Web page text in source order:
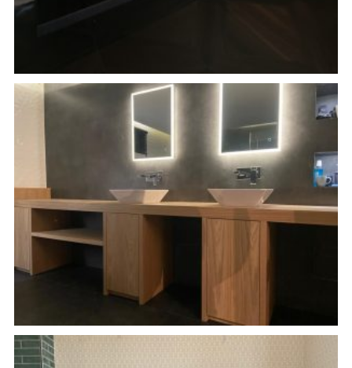
Badkamer meubel op maat